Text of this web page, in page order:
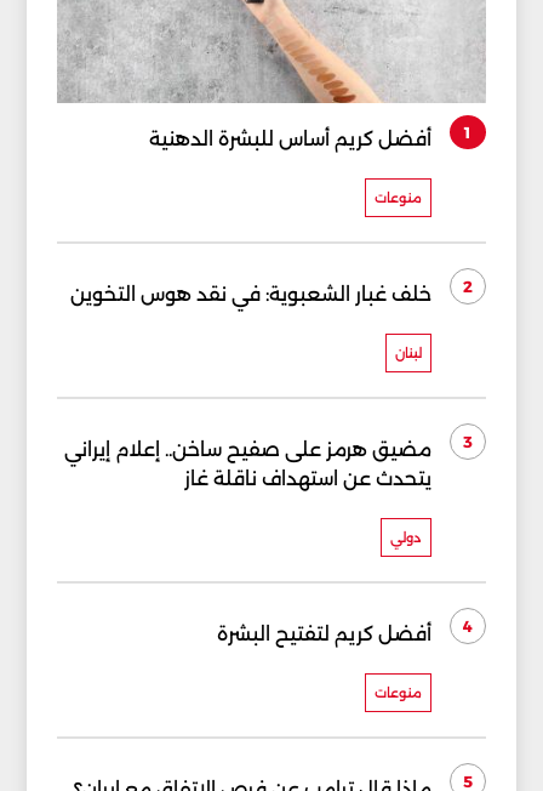
1 أفضل كريم أساس للبشرة الدهنية
منوعات
2 خلف غبار الشعبوية: في نقد هوس التخوين
لبنان
3
مضيق هرمز على صفيح ساخن.. إعلام إيراني
يتحدث عن استهداف ناقلة غاز
دولي
4 أفضل كريم لتفتيح البشرة
منوعات
5